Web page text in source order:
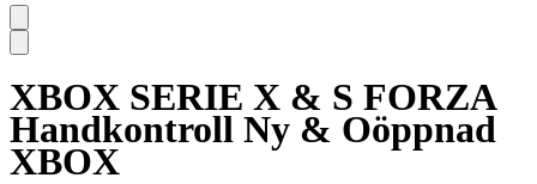
XBOX SERIE X & S FORZA
Handkontroll Ny & Oöppnad
XBOX